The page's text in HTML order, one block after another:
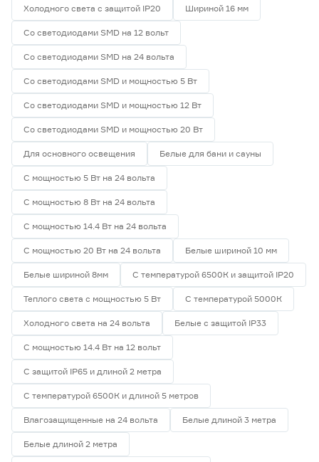
Холодного света с защитой IP20 Шириной 16 мм
Со светодиодами SMD на 12 вольт
Со светодиодами SMD на 24 вольта
Со светодиодами SMD и мощностью 5 Вт
Со светодиодами SMD и мощностью 12 Вт
Со светодиодами SMD и мощностью 20 Вт
Для основного освещения Белые для бани и сауны
С мощностью 5 Вт на 24 вольта
С мощностью 8 Вт на 24 вольта
С мощностью 14.4 Вт на 24 вольта
С мощностью 20 Вт на 24 вольта Белые шириной 10 мм
Белые шириной 8мм С температурой 6500К и защитой IP20
Теплого света с мощностью 5 Вт С температурой 5000К
Холодного света на 24 вольта Белые с защитой IP33
С мощностью 14.4 Вт на 12 вольт
С защитой IP65 и длиной 2 метра
С температурой 6500К и длиной 5 метров
Влагозащищенные на 24 вольта Белые длиной 3 метра
Белые длиной 2 метра